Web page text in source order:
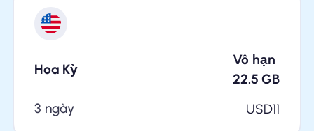
Hoa Kỳ
Vô hạn
22.5 GB
3 ngày
USD11